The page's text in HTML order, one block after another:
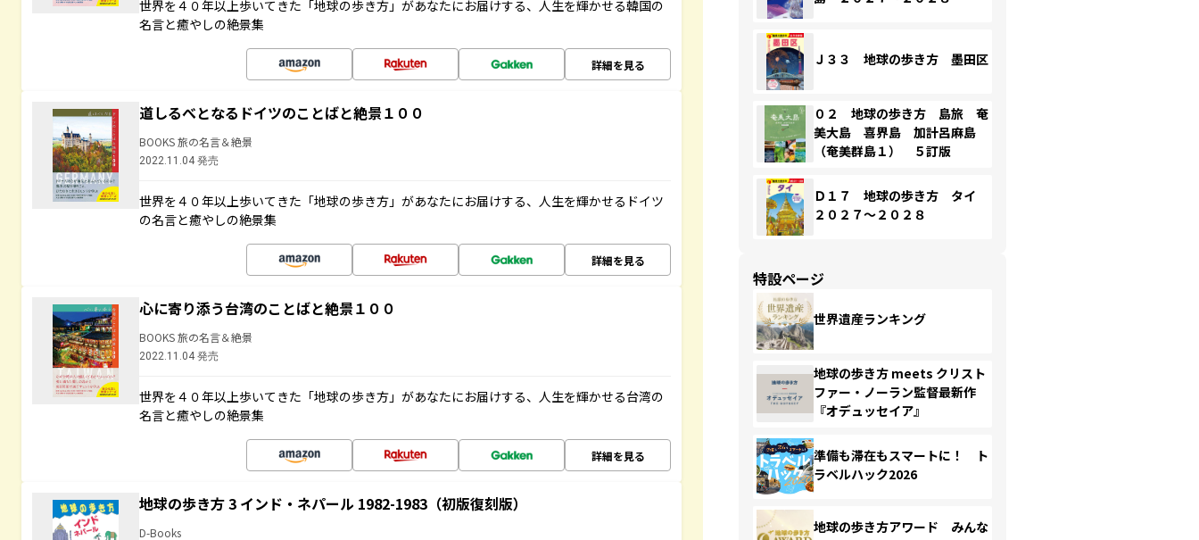
世界を４０年以上歩いてきた「地球の歩き方」があなたにお届けする、人生を輝かせる韓国の
名言と癒やしの絶景集
詳細を見る
道しるべとなるドイツのことばと絶景１００
BOOKS 旅の名言＆絶景
2022.11.04 発売
世界を４０年以上歩いてきた「地球の歩き方」があなたにお届けする、人生を輝かせるドイツ
の名言と癒やしの絶景集
詳細を見る
心に寄り添う台湾のことばと絶景１００
BOOKS 旅の名言＆絶景
2022.11.04 発売
世界を４０年以上歩いてきた「地球の歩き方」があなたにお届けする、人生を輝かせる台湾の
名言と癒やしの絶景集
詳細を見る
地球の歩き方 3 インド・ネパール 1982-1983（初版復刻版）
D-Books
Ｊ３３ 地球の歩き方 墨田区
０２ 地球の歩き方 島旅 奄
美大島 喜界島 加計呂麻島
（奄美群島１） ５訂版
Ｄ１７ 地球の歩き方 タイ
２０２７～２０２８
特設ページ
世界遺産ランキング
地球の歩き方 meets クリスト
ファー・ノーラン監督最新作
『オデュッセイア』
準備も滞在もスマートに！ ト
ラベルハック2026
地球の歩き方アワード みんな